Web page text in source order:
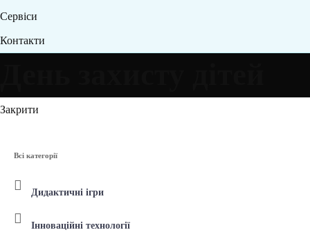
Сервіси
Контакти
Закрити
Всі категорії
Дидактичні ігри
Інноваційні технології